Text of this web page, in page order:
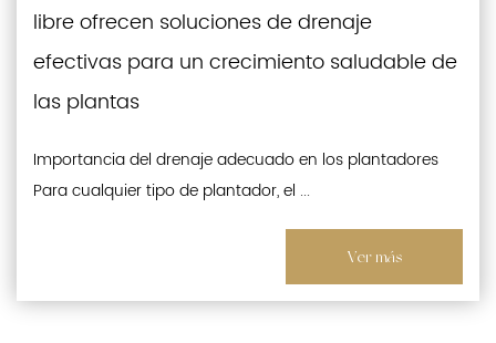
libre ofrecen soluciones de drenaje
efectivas para un crecimiento saludable de
las plantas
Importancia del drenaje adecuado en los plantadores
Para cualquier tipo de plantador, el ...
Ver más